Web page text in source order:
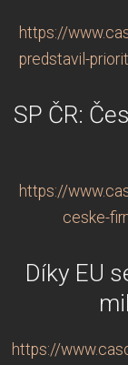
https://
predstavil-
SP ČR:
https://
ceske-
Díky EU
https://